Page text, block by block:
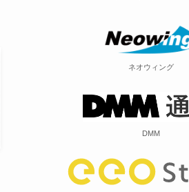
ネオウィング
DMM